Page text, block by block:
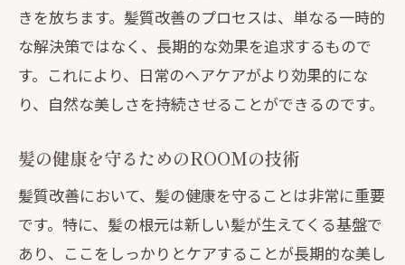
きを放ちます。髪質改善のプロセスは、単なる一時的
な解決策ではなく、長期的な効果を追求するもので
す。これにより、日常のヘアケアがより効果的にな
り、自然な美しさを持続させることができるのです。
髪の健康を守るためのROOMの技術
髪質改善において、髪の健康を守ることは非常に重要
です。特に、髪の根元は新しい髪が生えてくる基盤で
あり、ここをしっかりとケアすることが長期的な美し